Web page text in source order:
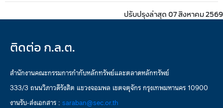
ปรับปรุงล่าสุด 07 สิงหาคม 2569
ติดต่อ ก.ล.ต.
สำนักงานคณะกรรมการกำกับหลักทรัพย์และตลาดหลักทรัพย์
333/3 ถนนวิภาวดีรังสิต แขวงจอมพล เขตจตุจักร กรุงเทพมหานคร 10900
งานรับ-ส่งเอกสาร : saraban@sec.or.th